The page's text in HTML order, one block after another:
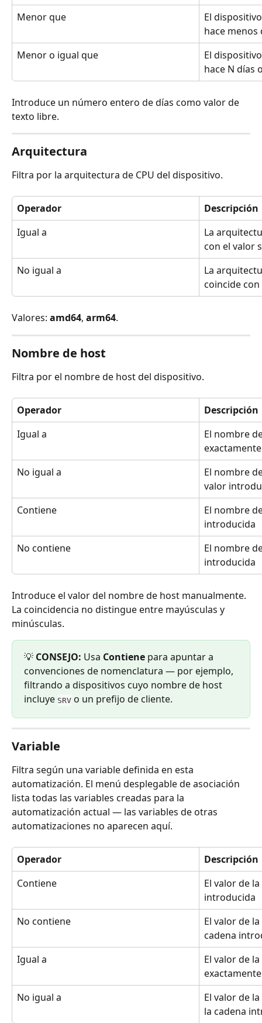
Menor que
El
hace menos
Menor o igual que
El
hace N días
Introduce un número entero de días como valor de
texto libre.
Arquitectura
Filtra por la arquitectura de CPU del dispositivo.
Operador
Descripción
Igual a
La
con el valor
No igual a
La
coincide
Valores: amd64, arm64.
Nombre de host
Filtra por el nombre de host del dispositivo.
Operador
Descripción
Igual a
El nombre
No igual a
El nombre
valor
Contiene
El nombre
introducida
No contiene
El nombre
introducida
Introduce el valor del nombre de host manualmente.
La coincidencia no distingue entre mayúsculas y
minúsculas.
💡 CONSEJO: Usa Contiene para apuntar a
convenciones de nomenclatura — por ejemplo,
filtrando a dispositivos cuyo nombre de host
incluye SRV o un prefijo de cliente.
Variable
Filtra según una variable definida en esta
automatización. El menú desplegable de asociación
lista todas las variables creadas para la
automatización actual — las variables de otras
automatizaciones no aparecen aquí.
Operador
Descripción
Contiene
El valor de
introducida
No contiene
El valor de
cadena
Igual a
El valor de
No igual a
El valor de
la cadena